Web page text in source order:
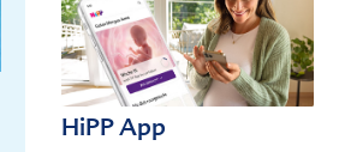
HiPP App